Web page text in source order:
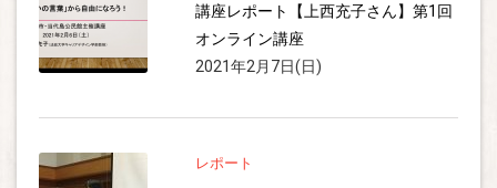
講座レポート【上西充子さん】第1回
オンライン講座
2021年2月7日(日)
レポート